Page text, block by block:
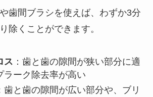
歯間ブラシを使えば、わずか3分
除くことができます。
ス ：歯と歯の隙間が狭い部分に適
ラーク除去率が高い
歯と歯の隙間が広い部分や、ブリ